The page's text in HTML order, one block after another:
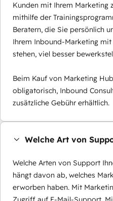
Kunden mit Ihrem Marketing
mithilfe der
Beratern, die Sie persönlich
Ihrem Inbound-Marketing
stehen, viel besser
Beim Kauf von Marketing
obligatorisch, Inbound
zusätzliche Gebühr erhältlich.
Welche Art von
Welche Arten von Support
hängt davon ab, welches
erworben haben. Mit